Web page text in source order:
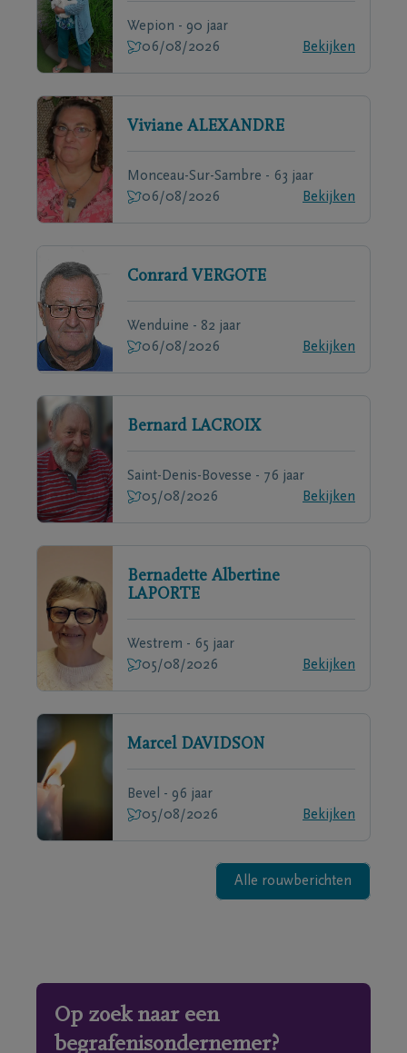
Wepion - 90 jaar
06/08/2026
Bekijken
Viviane ALEXANDRE
Monceau-Sur-Sambre - 63 jaar
06/08/2026
Bekijken
Conrard VERGOTE
Wenduine - 82 jaar
06/08/2026
Bekijken
Bernard LACROIX
Saint-Denis-Bovesse - 76 jaar
05/08/2026
Bekijken
Bernadette Albertine
LAPORTE
Westrem - 65 jaar
05/08/2026
Bekijken
Marcel DAVIDSON
Bevel - 96 jaar
05/08/2026
Bekijken
Alle rouwberichten
Op zoek naar een
begrafenisondernemer?